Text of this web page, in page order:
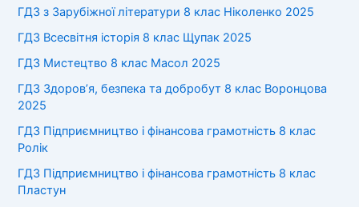
ГДЗ з Зарубіжної літератури 8 клас Ніколенко 2025
ГДЗ Всесвітня історія 8 клас Щупак 2025
ГДЗ Мистецтво 8 клас Масол 2025
ГДЗ Здоров’я, безпека та добробут 8 клас Воронцова
2025
ГДЗ Підприємництво і фінансова грамотність 8 клас
Ролік
ГДЗ Підприємництво і фінансова грамотність 8 клас
Пластун